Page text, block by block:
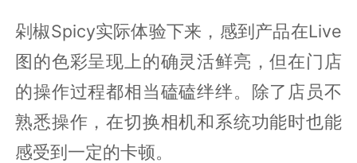
剁椒Spicy实际体验下来，感到产品在Live
图的色彩呈现上的确灵活鲜亮，但在门店
的操作过程都相当磕磕绊绊。除了店员不
熟悉操作，在切换相机和系统功能时也能
感受到一定的卡顿。